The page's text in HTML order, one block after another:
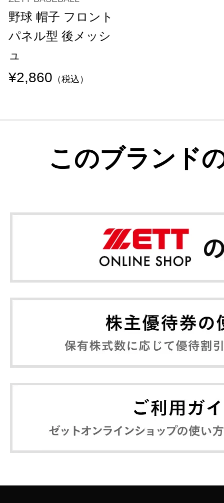
野球 帽子 フロント
パネル型 後メッシ
ュ
¥2,860 （税込）
このブランド